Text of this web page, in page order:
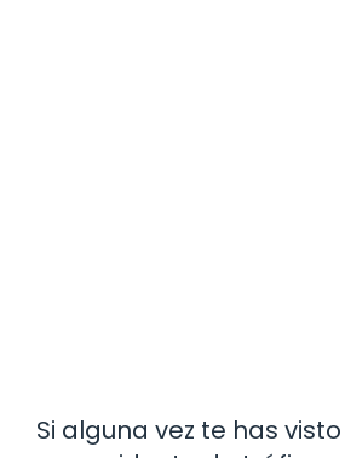
Si alguna vez te has